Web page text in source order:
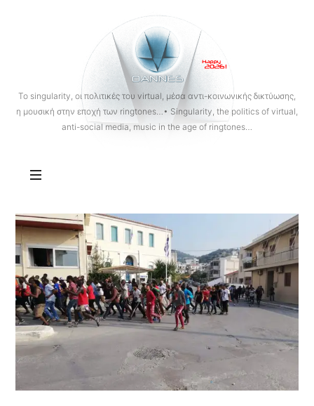
OANNES
To singularity, οι πολιτικές του virtual, μέσα αντι-κοινωνικής δικτύωσης,
η μουσική στην εποχή των ringtones…• Singularity, the politics of virtual,
anti-social media, music in the age of ringtones…